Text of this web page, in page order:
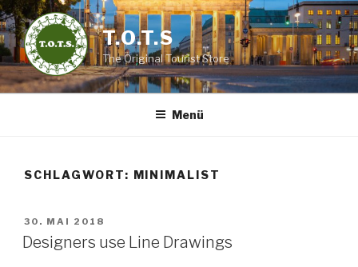
Zum
Inhalt
springen
T.O.T.S
The Original Tourist Store
Menü
SCHLAGWORT: MINIMALIST
VERÖFFENTLICHT
AM
30. MAI 2018
Designers use Line Drawings